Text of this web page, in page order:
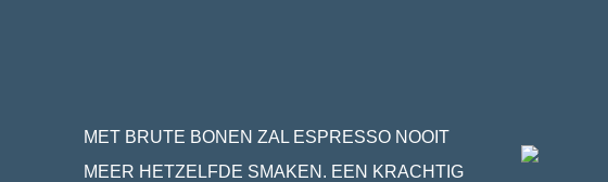
MET BRUTE BONEN ZAL ESPRESSO NOOIT
MEER HETZELFDE SMAKEN. EEN KRACHTIG